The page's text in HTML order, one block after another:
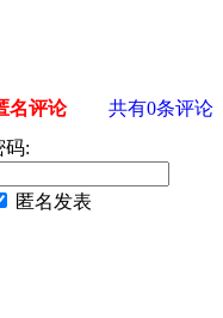
名评论 共有0条评论
码:
匿名发表